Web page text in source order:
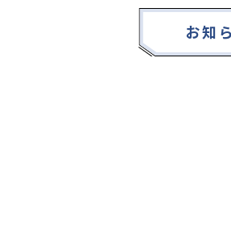
お知